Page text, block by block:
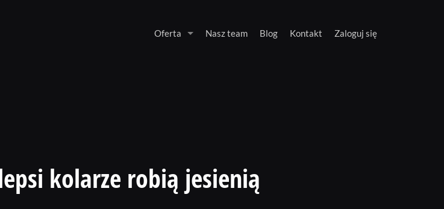
Oferta Nasz team Blog Kontakt Zaloguj się
kolarze robią jesienią